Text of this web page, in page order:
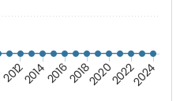
2012201420162018202020222024